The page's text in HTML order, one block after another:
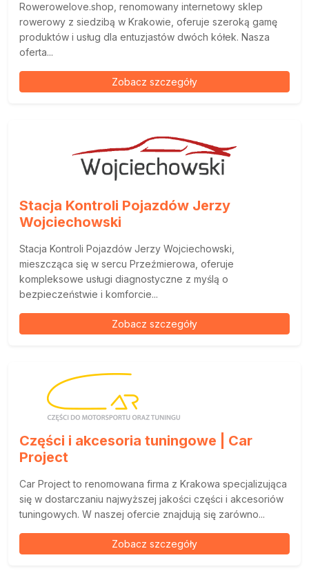
Rowerowelove.shop, renomowany internetowy sklep
rowerowy z siedzibą w Krakowie, oferuje szeroką gamę
produktów i usług dla entuzjastów dwóch kółek. Nasza
oferta...
Zobacz szczegóły
Stacja Kontroli Pojazdów Jerzy
Wojciechowski
Stacja Kontroli Pojazdów Jerzy Wojciechowski,
mieszcząca się w sercu Przeźmierowa, oferuje
kompleksowe usługi diagnostyczne z myślą o
bezpieczeństwie i komforcie...
Zobacz szczegóły
Części i akcesoria tuningowe | Car
Project
Car Project to renomowana firma z Krakowa specjalizująca
się w dostarczaniu najwyższej jakości części i akcesoriów
tuningowych. W naszej ofercie znajdują się zarówno...
Zobacz szczegóły